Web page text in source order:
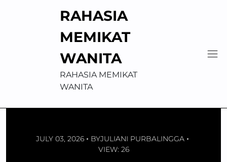
RAHASIA
MEMIKAT
WANITA
RAHASIA MEMIKAT
WANITA
JULY 03, 2026 BYJULIANI PURBALINGGA
VIEW: 26